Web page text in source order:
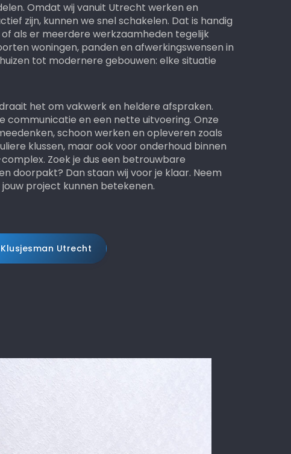
Omdat wij vanuit Utrecht werken en
zijn, kunnen we snel schakelen. Dat is handig
als er meerdere werkzaamheden tegelijk
woningen, panden en afwerkingswensen in
tot modernere gebouwen: elke situatie
het om vakwerk en heldere afspraken.
communicatie en een nette uitvoering. Onze
schoon werken en opleveren zoals
klussen, maar ook voor onderhoud binnen
Zoek je dus een betrouwbare
doorpakt? Dan staan wij voor je klaar. Neem
project kunnen betekenen.
Klusjesman Utrecht